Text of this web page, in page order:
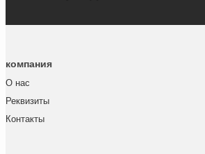
компания
О нас
Реквизиты
Контакты